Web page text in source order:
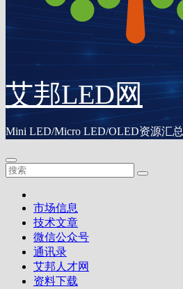
艾邦LED网
Mini LED/Micro LED/OLED资源汇总
市场信息
技术文章
微信公众号
通讯录
艾邦人才网
资料下载